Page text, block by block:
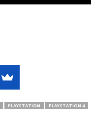
PLAYSTATION
PLAYSTATION 4